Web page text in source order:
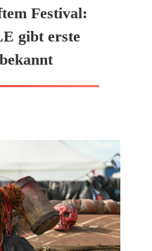
Festival:
gibt erste